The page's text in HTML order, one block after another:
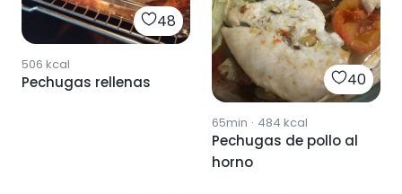
48
506 kcal
Pechugas rellenas 40
65min · 484 kcal
Pechugas de pollo al
horno